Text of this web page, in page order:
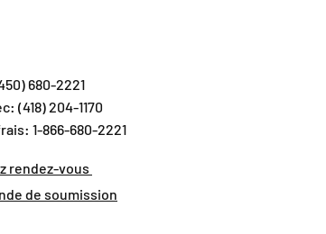
680-2221
(418) 204-1170
1-866-680-2221
rendez-vous
de soumission